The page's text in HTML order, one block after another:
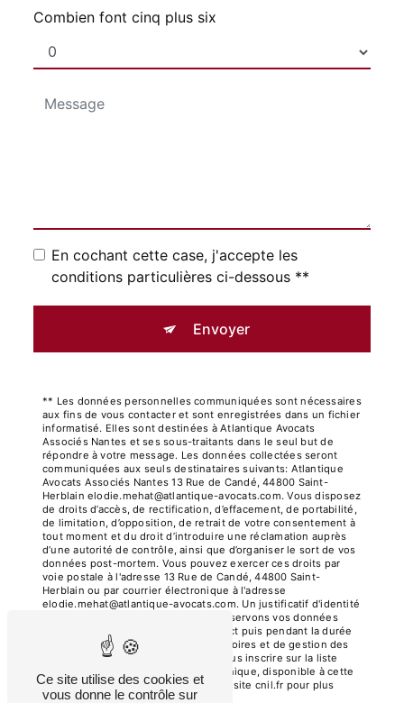
Combien font cinq plus six
En cochant cette case, j'accepte les
conditions particulières ci-dessous **
Envoyer
** Les données personnelles communiquées sont nécessaires
aux fins de vous contacter et sont enregistrées dans un fichier
informatisé. Elles sont destinées à Atlantique Avocats
Associés Nantes et ses sous-traitants dans le seul but de
répondre à votre message. Les données collectées seront
communiquées aux seuls destinataires suivants: Atlantique
Avocats Associés Nantes 13 Rue de Candé, 44800 Saint-
Herblain elodie.mehat@atlantique-avocats.com. Vous disposez
de droits d’accès, de rectification, d’effacement, de portabilité,
de limitation, d’opposition, de retrait de votre consentement à
tout moment et du droit d’introduire une réclamation auprès
d’une autorité de contrôle, ainsi que d’organiser le sort de vos
données post-mortem. Vous pouvez exercer ces droits par
voie postale à l'adresse 13 Rue de Candé, 44800 Saint-
Herblain ou par courrier électronique à l'adresse
elodie.mehat@atlantique-avocats.com. Un justificatif d'identité
pourra vous être demandé. Nous conservons vos données
pendant la période de prise de contact puis pendant la durée
de prescription légale aux fins probatoires et de gestion des
contentieux. Vous avez le droit de vous inscrire sur la liste
d'opposition au démarchage téléphonique, disponible à cette
adresse: Bloctel.gouv.fr. Consultez le site cnil.fr pour plus
d’informations sur vos droits.
Ce site utilise des cookies et
vous donne le contrôle sur